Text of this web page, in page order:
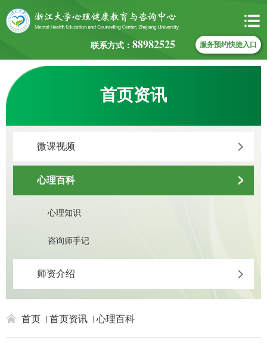
服务预约快捷入口
联系方式： 88982525
首页资讯
微课视频
心理百科
心理知识
咨询师手记
师资介绍
首页 首页资讯 心理百科